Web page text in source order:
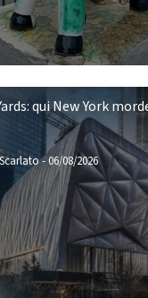
qui New York
-06/08/2026